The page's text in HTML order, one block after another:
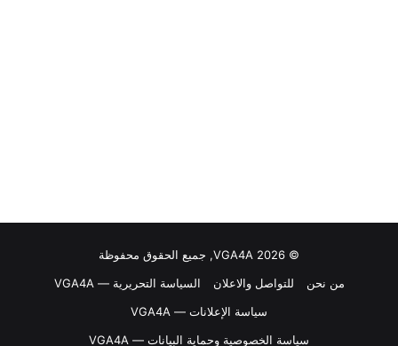
© VGA4A 2026, جميع الحقوق محفوظة
من نحن
للتواصل والاعلان
السياسة التحريرية — VGA4A
سياسة الإعلانات — VGA4A
سياسة الخصوصية وحماية البيانات — VGA4A